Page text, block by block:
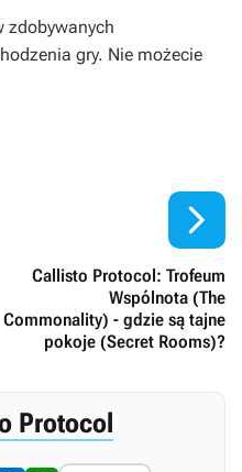
zdobywanych
gry. Nie możecie
Callisto Protocol: Trofeum
Wspólnota (The
Commonality) - gdzie są tajne
pokoje (Secret Rooms)?

Protocol